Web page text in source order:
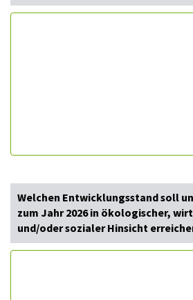
Welchen Entwicklungsstand soll
zum Jahr 2026 in ökologischer,
und/oder sozialer Hinsicht